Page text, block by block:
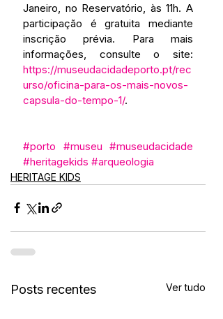
Janeiro, no Reservatório, às 11h. A
participação é gratuita mediante
inscrição prévia. Para mais
https://museudacidadeporto.pt/rec
urso/oficina-para-os-mais-novos-
capsula-do-tempo-1/.
#porto #museu #museudacidade
#heritagekids #arqueologia
HERITAGE KIDS
Posts recentes Ver tudo